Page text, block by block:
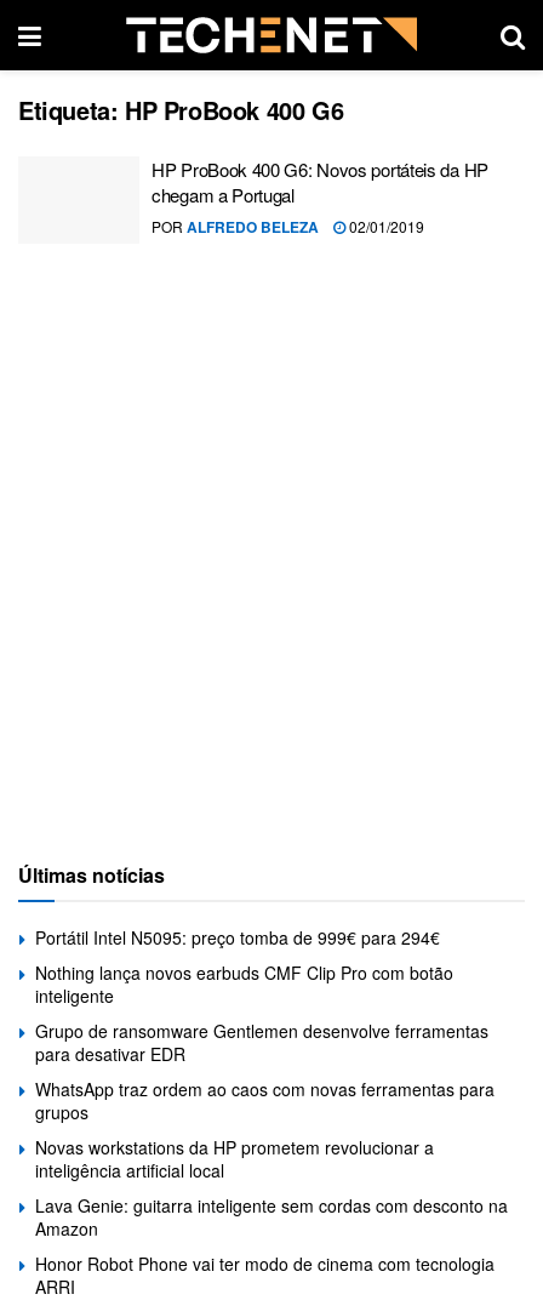
Etiqueta: HP ProBook 400 G6
HP ProBook 400 G6: Novos portáteis da HP
chegam a Portugal
POR ALFREDO BELEZA 02/01/2019
Últimas notícias
Portátil Intel N5095: preço tomba de 999€ para 294€
Nothing lança novos earbuds CMF Clip Pro com botão
inteligente
Grupo de ransomware Gentlemen desenvolve ferramentas
para desativar EDR
WhatsApp traz ordem ao caos com novas ferramentas para
grupos
Novas workstations da HP prometem revolucionar a
inteligência artificial local
Lava Genie: guitarra inteligente sem cordas com desconto na
Amazon
Honor Robot Phone vai ter modo de cinema com tecnologia
ARRI